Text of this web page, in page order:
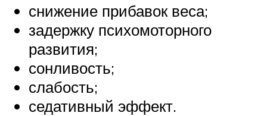
снижение прибавок веса;
задержку психомоторного
развития;
сонливость;
слабость;
седативный эффект.